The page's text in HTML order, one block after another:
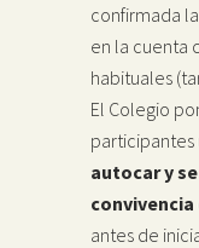
confirmada
en la cuenta
habituales
El Colegio
participantes
autocar y
convivencia
antes de